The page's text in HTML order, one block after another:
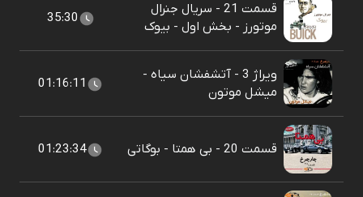
قسمت 21 - سریال جنرال
موتورز - بخش اول - بیوک
35:30
ویراژ 3 - آتشفشان سیاه -
میشل موتون
01:16:11
قسمت 20 - بی همتا - بوگاتی 01:23:34